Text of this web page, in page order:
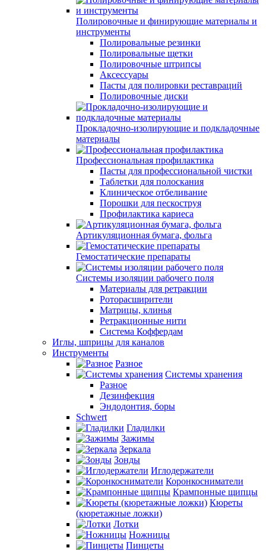
Полировочные и финирующие материалы и
инструменты
Полировальные резинки
Полировальные щетки
Полировочные штрипсы
Аксессуары
Пасты для полировки реставраций
Полировочные диски
Прокладочно-изолирующие и подкладочные
материалы
Профессиональная профилактика
Пасты для профессиональной чистки
Таблетки для полоскания
Клиническое отбеливание
Порошки для пескоструя
Профилактика кариеса
Артикуляционная бумага, фольга
Гемостатические препараты
Системы изоляции рабочего поля
Материалы для ретракции
Роторасширители
Матрицы, клинья
Ретракционные нити
Система Коффердам
Иглы, шприцы для каналов
Инструменты
Разное
Системы хранения
Разное
Дезинфекция
Эндодонтия, боры
Schwert
Гладилки
Зажимы
Зеркала
Зонды
Иглодержатели
Коронкосниматели
Крампонные щипцы
Кюреты
(кюретажные ложки)
Лотки
Ножницы
Пинцеты